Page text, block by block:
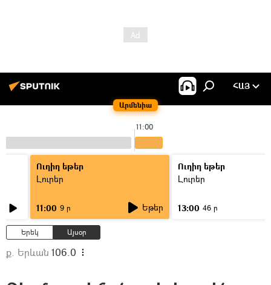
Արմենիա
ՀԱՅ
11:00
Ուղիղ եթեր
Լուրեր
11:00 9 ր Եթեր
Ուղիղ եթեր
Լուրեր
13:00 46 ր
Երեկ Այսօր
ք. Երևան 106.0